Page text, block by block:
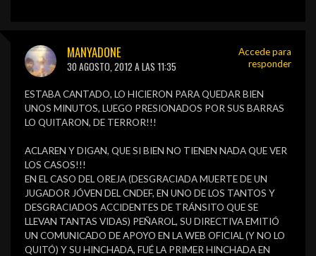
MANYADONE
30 AGOSTO, 2012 A LAS 11:35
ESTABA CANTADO, LO HICIERON PARA QUEDAR BIEN
UNOS MINUTOS, LUEGO PRESIONADOS POR SUS BARRAS
LO QUITARON, DE TERROR!!!
ACLAREN Y DIGAN, QUE SI BIEN NO TIENEN NADA QUE VER
LOS CASOS!!!
EN EL CASO DEL OREJA (DESGRACIADA MUERTE DE UN
JUGADOR JÓVEN DEL CNDEF, EN UNO DE LOS TANTOS Y
DESGRACIADOS ACCIDENTES DE TRÁNSITO QUE SE
LLEVAN TANTAS VIDAS) PEÑAROL, SU DIRECTIVA EMITIÓ
UN COMUNICADO DE APOYO EN LA WEB OFICIAL (Y NO LO
QUITÓ) Y SU HINCHADA, FUÉ LA PRIMER HINCHADA EN
Accede para
responder